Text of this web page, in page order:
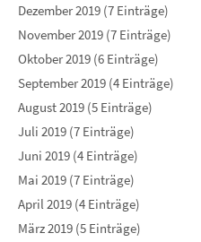
Dezember 2019 (7 Einträge)
November 2019 (7 Einträge)
Oktober 2019 (6 Einträge)
September 2019 (4 Einträge)
August 2019 (5 Einträge)
Juli 2019 (7 Einträge)
Juni 2019 (4 Einträge)
Mai 2019 (7 Einträge)
April 2019 (4 Einträge)
März 2019 (5 Einträge)